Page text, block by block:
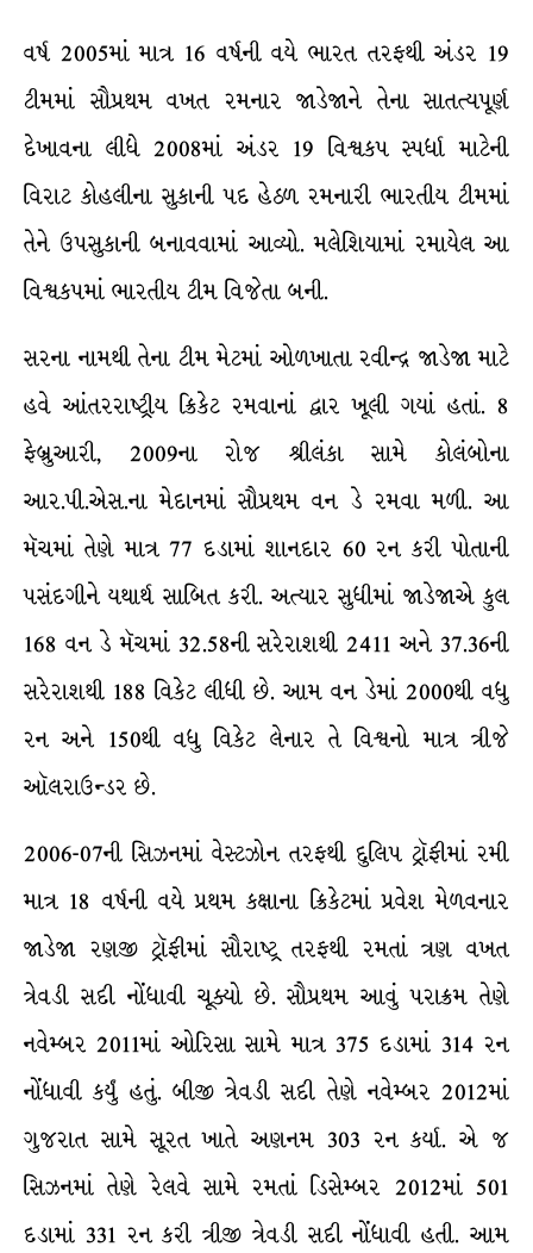
વર્ષ 2005માં માત્ર 16 વર્ષની વયે ભારત તરફથી અંડર 19
ટીમમાં સૌપ્રથમ વખત રમનાર જાડેજાને તેના સાતત્યપૂર્ણ
દેખાવના લીધે 2008માં અંડર 19 વિશ્વકપ સ્પર્ધા માટેની
વિરાટ કોહલીના સુકાની પદ હેઠળ રમનારી ભારતીય ટીમમાં
તેને ઉપસુકાની બનાવવામાં આવ્યો. મલેશિયામાં રમાયેલ આ
વિશ્વકપમાં ભારતીય ટીમ વિજેતા બની.
સરના નામથી તેના ટીમ મેટમાં ઓળખાતા રવીન્દ્ર જાડેજા માટે
હવે આંતરરાષ્ટ્રીય ક્રિકેટ રમવાનાં દ્વાર ખૂલી ગયાં હતાં. 8
ફેબ્રુઆરી, 2009ના રોજ શ્રીલંકા સામે કોલંબોના
આર.પી.એસ.ના મેદાનમાં સૌપ્રથમ વન ડે રમવા મળી. આ
મૅચમાં તેણે માત્ર 77 દડામાં શાનદાર 60 રન કરી પોતાની
પસંદગીને યથાર્થ સાબિત કરી. અત્યાર સુધીમાં જાડેજાએ કુલ
168 વન ડે મૅચમાં 32.58ની સરેરાશથી 2411 અને 37.36ની
સરેરાશથી 188 વિકેટ લીધી છે. આમ વન ડેમાં 2000થી વધુ
રન અને 150થી વધુ વિકેટ લેનાર તે વિશ્વનો માત્ર ત્રીજે
ઑલરાઉન્ડર છે.
2006-07ની સિઝનમાં વેસ્ટઝોન તરફથી દુલિપ ટ્રૉફીમાં રમી
માત્ર 18 વર્ષની વયે પ્રથમ કક્ષાના ક્રિકેટમાં પ્રવેશ મેળવનાર
જાડેજા રણજી ટ્રૉફીમાં સૌરાષ્ટ્ર તરફથી રમતાં ત્રણ વખત
ત્રેવડી સદી નોંધાવી ચૂક્યો છે. સૌપ્રથમ આવું પરાક્રમ તેણે
નવેમ્બર 2011માં ઓરિસા સામે માત્ર 375 દડામાં 314 રન
નોંધાવી કર્યું હતું. બીજી ત્રેવડી સદી તેણે નવેમ્બર 2012માં
ગુજરાત સામે સૂરત ખાતે અણનમ 303 રન કર્યા. એ જ
સિઝનમાં તેણે રેલવે સામે રમતાં ડિસેમ્બર 2012માં 501
દડામાં 331 રન કરી ત્રીજી ત્રેવડી સદી નોંધાવી હતી. આમ